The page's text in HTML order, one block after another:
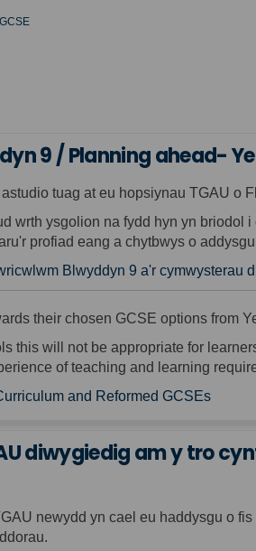
9 / Planning ahead-
tuag at eu hopsiynau TGAU o
wrth ysgolion na fydd hyn yn briodol
profiad eang a chytbwys o
Blwyddyn 9 a'r cymwysterau
their chosen GCSE options from
this will notbe appropriate for
of teaching and learning
and Reformed GCSEs
diwygiedig am y tro
newydd yn cael eu haddysgu o